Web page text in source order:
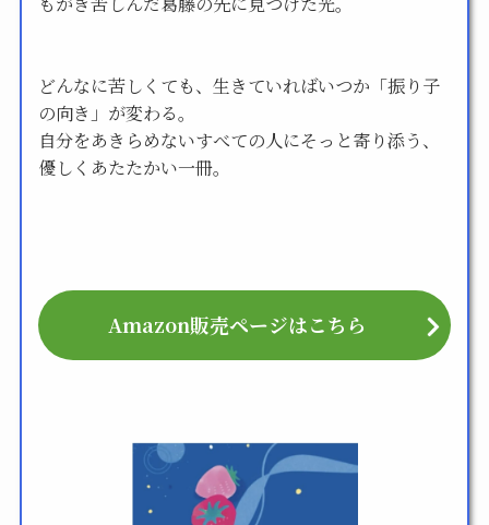
どんなに苦しくても、生きていればいつか「振り子
の向き」が変わる。
自分をあきらめないすべての人にそっと寄り添う、
優しくあたたかい一冊。
Amazon販売ページはこちら